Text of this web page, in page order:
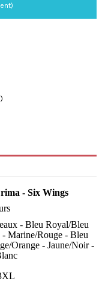
- Six Wings
- Bleu Royal/Bleu
Marine/Rouge - Bleu
Orange - Jaune/Noir -